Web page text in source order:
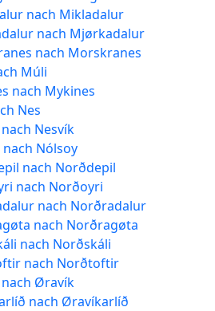
nach Mikladalur
nach Mjørkadalur
nach Morskranes
Múli
nach Mykines
Nes
Nesvík
Nólsoy
nach Norðdepil
nach Norðoyri
nach Norðradalur
nach Norðragøta
nach Norðskáli
nach Norðtoftir
Øravík
nach Øravíkarlíð